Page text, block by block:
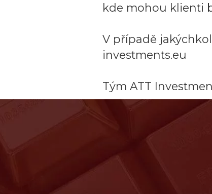
kde mohou klienti
V případě
investments.eu
Tým ATT